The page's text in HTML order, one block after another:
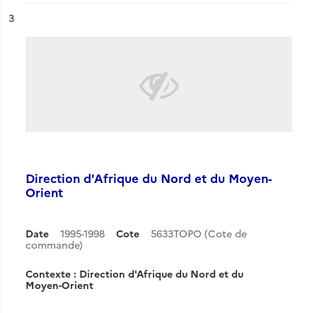
n°
3
Direction d'Afrique du Nord et du Moyen-
Orient
Date 1995-1998 Cote
5633TOPO (Cote de
commande)
Contexte : Direction d'Afrique du Nord et du
Moyen-Orient